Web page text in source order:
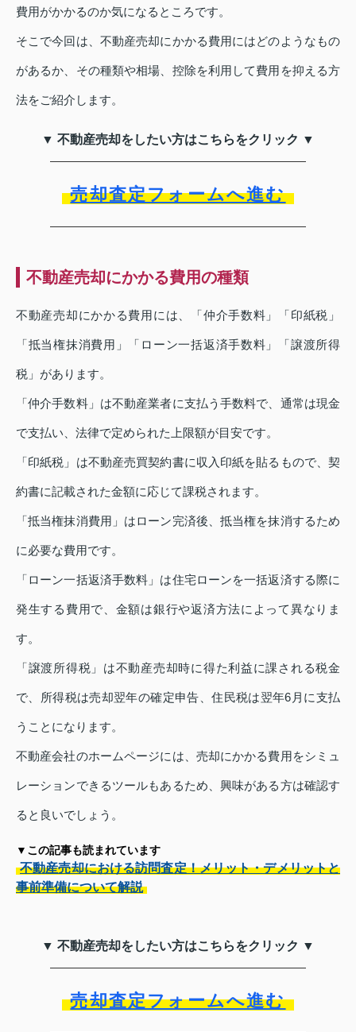
費用がかかるのか気になるところです。
そこで今回は、不動産売却にかかる費用にはどのようなもの
があるか、その種類や相場、控除を利用して費用を抑える方
法をご紹介します。
▼ 不動産売却をしたい方はこちらをクリック ▼
売却査定フォームへ進む
不動産売却にかかる費用の種類
不動産売却にかかる費用には、「仲介手数料」「印紙税」
「抵当権抹消費用」「ローン一括返済手数料」「譲渡所得
税」があります。
「仲介手数料」は不動産業者に支払う手数料で、通常は現金
で支払い、法律で定められた上限額が目安です。
「印紙税」は不動産売買契約書に収入印紙を貼るもので、契
約書に記載された金額に応じて課税されます。
「抵当権抹消費用」はローン完済後、抵当権を抹消するため
に必要な費用です。
「ローン一括返済手数料」は住宅ローンを一括返済する際に
発生する費用で、金額は銀行や返済方法によって異なりま
す。
「譲渡所得税」は不動産売却時に得た利益に課される税金
で、所得税は売却翌年の確定申告、住民税は翌年6月に支払
うことになります。
不動産会社のホームページには、売却にかかる費用をシミュ
レーションできるツールもあるため、興味がある方は確認す
ると良いでしょう。
▼この記事も読まれています
不動産売却における訪問査定！メリット・デメリットと
事前準備について解説
▼ 不動産売却をしたい方はこちらをクリック ▼
売却査定フォームへ進む